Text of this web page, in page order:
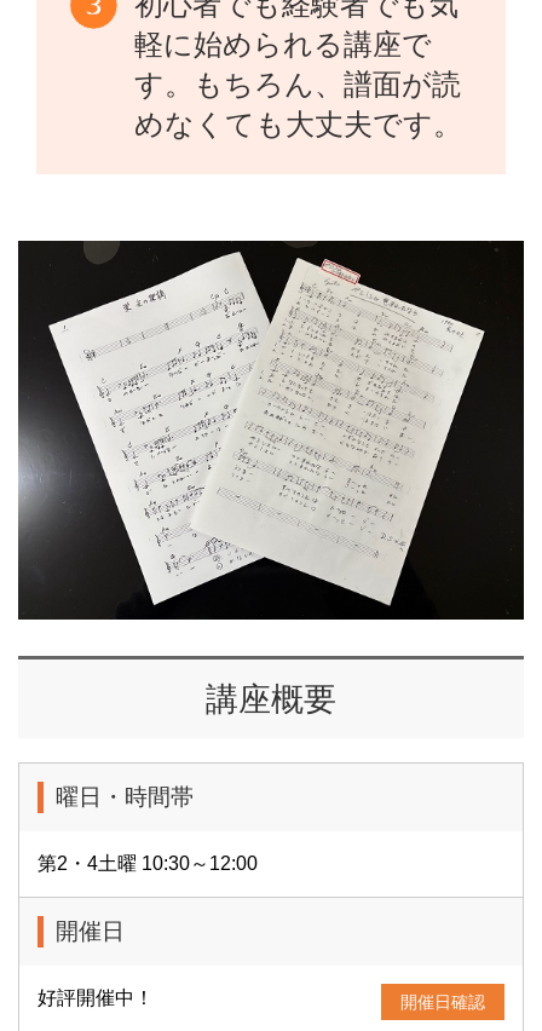
軽に始められる講座で
す。もちろん、譜面が読
めなくても大丈夫です。
講座概要
曜日・時間帯
第2・4土曜 10:30～12:00
開催日
好評開催中！ 開催日確認